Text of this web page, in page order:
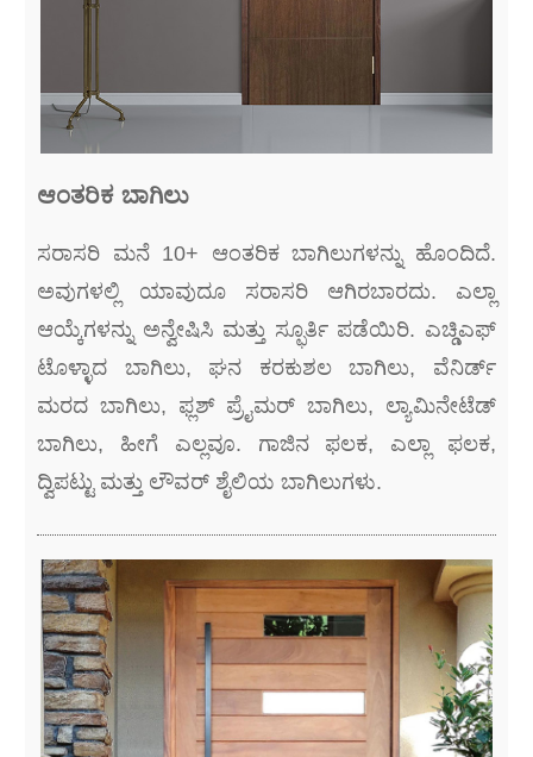
ಆಂತರಿಕ ಬಾಗಿಲು
ಸರಾಸರಿ ಮನೆ 10+ ಆಂತರಿಕ ಬಾಗಿಲುಗಳನ್ನು ಹೊಂದಿದೆ.
ಅವುಗಳಲ್ಲಿ ಯಾವುದೂ ಸರಾಸರಿ ಆಗಿರಬಾರದು. ಎಲ್ಲಾ
ಆಯ್ಕೆಗಳನ್ನು ಅನ್ವೇಷಿಸಿ ಮತ್ತು ಸ್ಫೂರ್ತಿ ಪಡೆಯಿರಿ. ಎಚ್ಡಿಎಫ್
ಟೊಳ್ಳಾದ ಬಾಗಿಲು, ಘನ ಕರಕುಶಲ ಬಾಗಿಲು, ವೆನಿರ್ಡ್
ಮರದ ಬಾಗಿಲು, ಫ್ಲಶ್ ಪ್ರೈಮರ್ ಬಾಗಿಲು, ಲ್ಯಾಮಿನೇಟೆಡ್
ಬಾಗಿಲು, ಹೀಗೆ ಎಲ್ಲವೂ. ಗಾಜಿನ ಫಲಕ, ಎಲ್ಲಾ ಫಲಕ,
ದ್ವಿಪಟ್ಟು ಮತ್ತು ಲೌವರ್ ಶೈಲಿಯ ಬಾಗಿಲುಗಳು.